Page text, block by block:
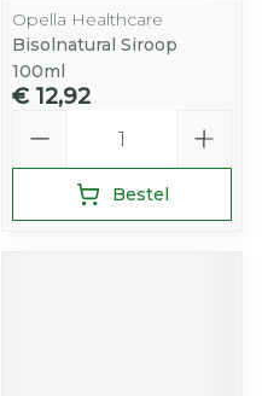
Opella Healthcare
Bisolnatural Siroop
100ml
€ 12,92
Bestel